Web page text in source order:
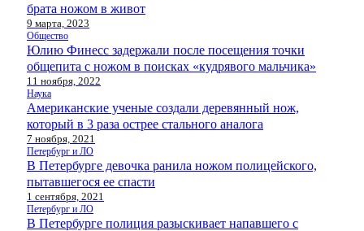
брата ножом в живот
9 марта, 2023
Общество
Юлию Финесс задержали после посещения точки
общепита с ножом в поисках «кудрявого мальчика»
11 ноября, 2022
Наука
Американские ученые создали деревянный нож,
который в 3 раза острее стального аналога
7 ноября, 2021
Петербург и ЛО
В Петербурге девочка ранила ножом полицейского,
пытавшегося ее спасти
1 сентября, 2021
Петербург и ЛО
В Петербурге полиция разыскивает напавшего с